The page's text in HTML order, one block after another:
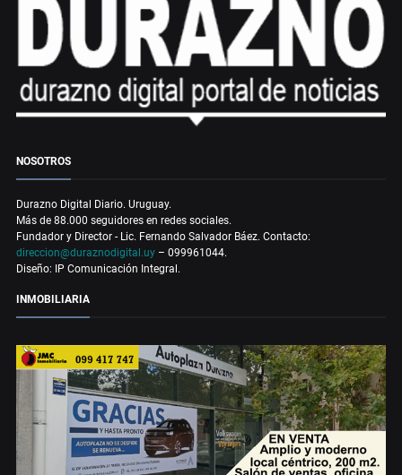
NOSOTROS
Durazno Digital Diario. Uruguay.
Más de 88.000 seguidores en redes sociales.
Fundador y Director - Lic. Fernando Salvador Báez. Contacto:
direccion@duraznodigital.uy – 099961044.
Diseño: IP Comunicación Integral.
INMOBILIARIA